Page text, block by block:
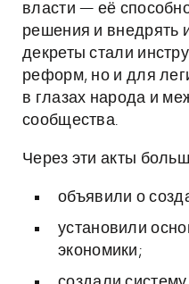
власти — её
решения и внедрять
декреты стали
реформ, но и для
в глазах народа и
сообщества.
Через эти акты
объявили о
установили
экономики;